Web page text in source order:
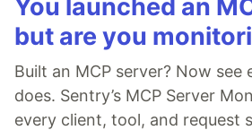
You launched an
but are you
Built an MCP server? Now see
does. Sentry’s MCP Server
every client, tool, and request